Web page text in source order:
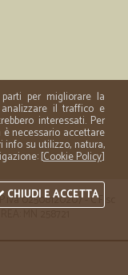
02508120207 - C.Fisc
MN 258721
per migliorare la
analizzare il traffico e
interessati. Per
necessario accettare
info su utilizzo, natura,
[Cookie Policy]
CHIUDI E ACCETTA